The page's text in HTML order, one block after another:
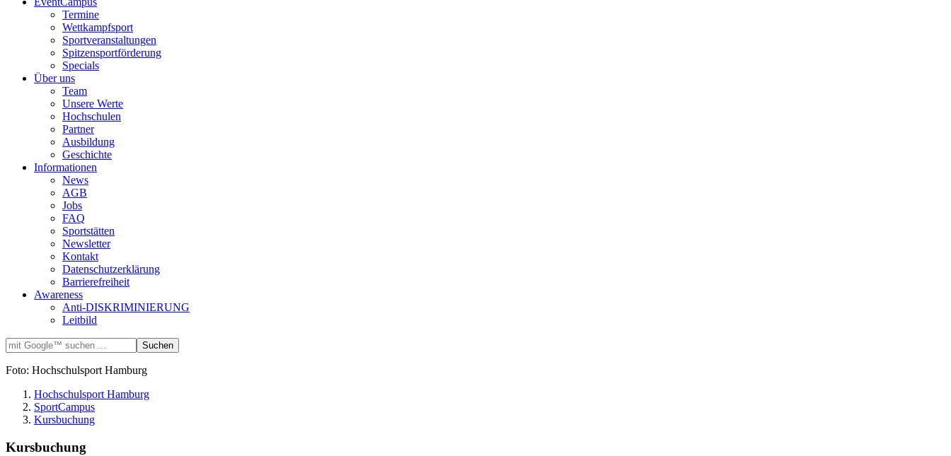
Termine
Wettkampfsport
Sportveranstaltungen
Spitzensportförderung
Specials
Über uns
Team
Unsere Werte
Hochschulen
Partner
Ausbildung
Geschichte
Informationen
News
AGB
Jobs
FAQ
Sportstätten
Newsletter
Kontakt
Datenschutzerklärung
Barrierefreiheit
Awareness
Anti-DISKRIMINIERUNG
Leitbild
Foto: Hochschulsport Hamburg
Hochschulsport Hamburg
SportCampus
Kursbuchung
Kursbuchung